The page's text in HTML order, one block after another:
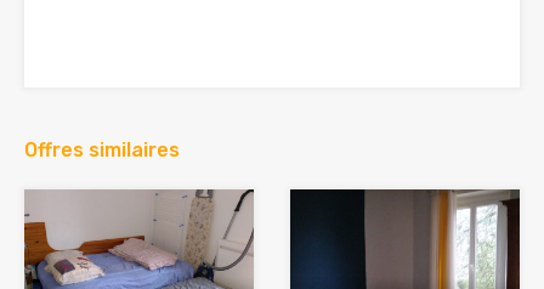
Offres similaires